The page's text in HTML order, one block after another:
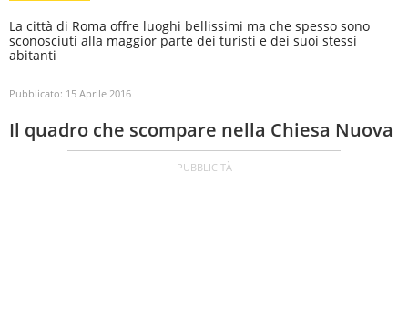
La città di Roma offre luoghi bellissimi ma che spesso sono
sconosciuti alla maggior parte dei turisti e dei suoi stessi
abitanti
Pubblicato: 15 Aprile 2016
Il quadro che scompare nella Chiesa Nuova